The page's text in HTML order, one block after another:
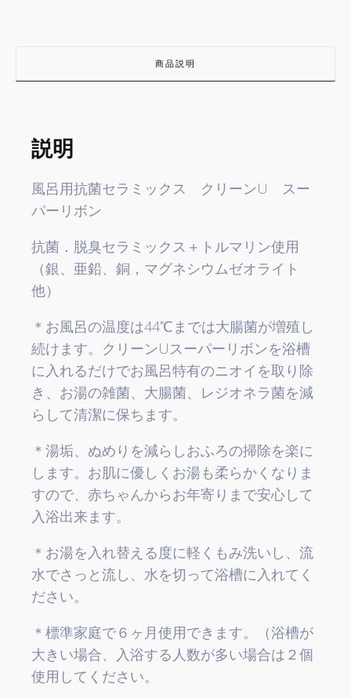
商品説明
説明
風呂用抗菌セラミックス クリーンU スー
パーリボン
抗菌．脱臭セラミックス＋トルマリン使用
（銀、亜鉛、銅，マグネシウムゼオライト
他）
＊お風呂の温度は44℃までは大腸菌が増殖し
続けます。クリーンUスーパーリボンを浴槽
に入れるだけでお風呂特有のニオイを取り除
き、お湯の雑菌、大腸菌、レジオネラ菌を減
らして清潔に保ちます。
＊湯垢、ぬめりを減らしおふろの掃除を楽に
します。お肌に優しくお湯も柔らかくなりま
すので、赤ちゃんからお年寄りまで安心して
入浴出来ます。
＊お湯を入れ替える度に軽くもみ洗いし、流
水でさっと流し、水を切って浴槽に入れてく
ださい。
＊標準家庭で６ヶ月使用できます。（浴槽が
大きい場合、入浴する人数が多い場合は２個
使用してください。